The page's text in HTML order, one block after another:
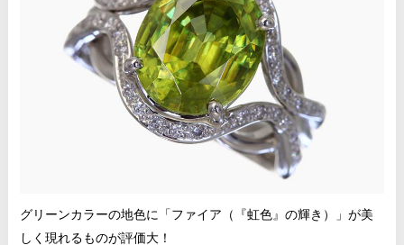
グリーンカラーの地色に「ファイア（『虹色』の輝き）」が美
しく現れるものが評価大！